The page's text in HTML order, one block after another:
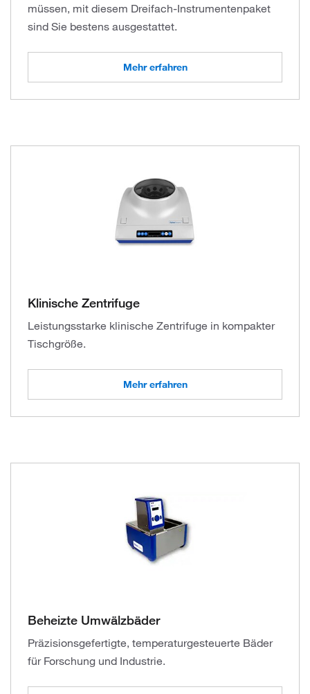
müssen, mit diesem Dreifach-Instrumentenpaket
sind Sie bestens ausgestattet.
Mehr erfahren
Klinische Zentrifuge
Leistungsstarke klinische Zentrifuge in kompakter
Tischgröße.
Mehr erfahren
Beheizte Umwälzbäder
Präzisionsgefertigte, temperaturgesteuerte Bäder
für Forschung und Industrie.